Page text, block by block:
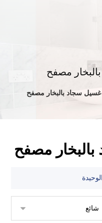
مصفح
سجاد بالبخار مصفح
مصفح